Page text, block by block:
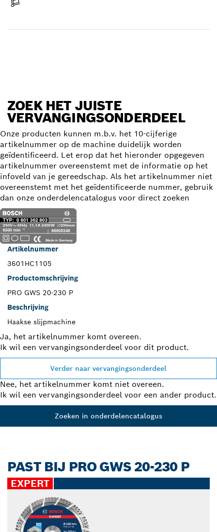
ZOEK HET JUISTE
VERVANGINGSONDERDEEL
Onze producten kunnen m.b.v. het 10-cijferige
artikelnummer op de machine duidelijk worden
geïdentificeerd. Let erop dat het hieronder opgegeven
artikelnummer overeenstemt met de informatie op het
infoveld van je gereedschap. Als het artikelnummer niet
overeenstemt met het geïdentificeerde nummer, gebruik
dan onze onderdelencatalogus voor direct zoeken
Artikelnummer
3601HC1105
Productomschrijving
PRO GWS 20-230 P
Beschrijving
Haakse slijpmachine
Ja, het artikelnummer komt overeen.
Ik wil een vervangingsonderdeel voor dit product.
Verder naar vervangingsonderdeel
Nee, het artikelnummer komt niet overeen.
Ik wil een vervangingsonderdeel voor een ander product.
Zoeken in onderdelencatalogus
PAST BIJ PRO GWS 20-230 P
EXPERT